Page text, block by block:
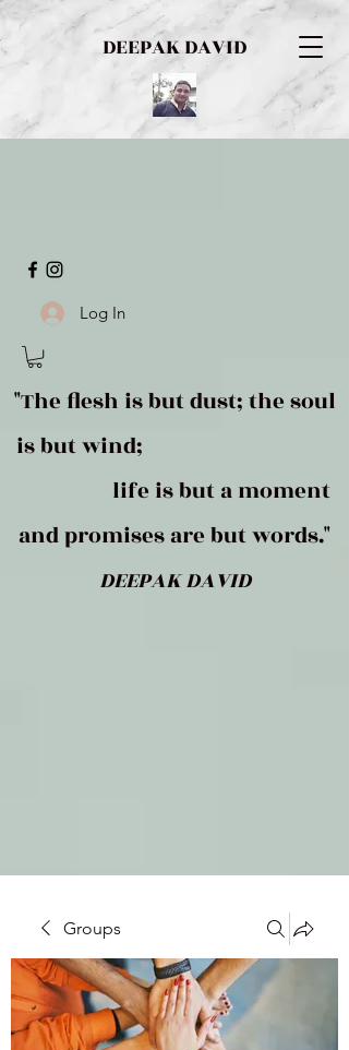
DEEPAK DAVID
Log In
"The flesh is but dust; the soul
is but wind;
life is but a moment
and promises are but words."
DEEPAK DAVID
Groups